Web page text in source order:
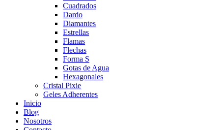
Cuadrados
Dardo
Diamantes
Estrellas
Flamas
Flechas
Forma S
Gotas de Agua
Hexagonales
Cristal Pixie
Geles Adherentes
Inicio
Blog
Nosotros